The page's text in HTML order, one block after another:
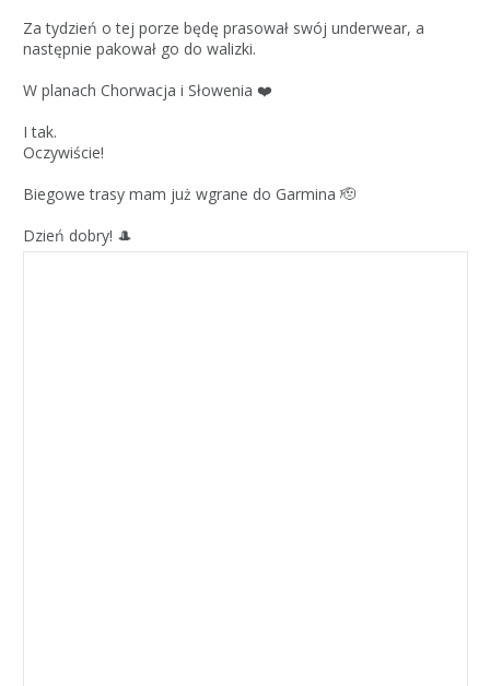
Za tydzień o tej porze będę prasował swój underwear, a
następnie pakował go do walizki.
W planach Chorwacja i Słowenia ❤️
I tak.
Oczywiście!
Biegowe trasy mam już wgrane do Garmina 🫡
Dzień dobry! 🎩